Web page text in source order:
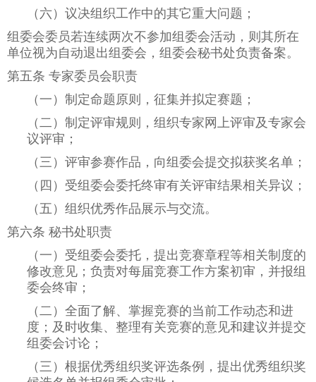
（六）议决组织工作中的其它重大问题；
组委会委员若连续两次不参加组委会活动，则其所在
单位视为自动退出组委会，组委会秘书处负责备案。
第五条 专家委员会职责
（一）制定命题原则，征集并拟定赛题；
（二）制定评审规则，组织专家网上评审及专家会
议评审；
（三）评审参赛作品，向组委会提交拟获奖名单；
（四）受组委会委托终审有关评审结果相关异议；
（五）组织优秀作品展示与交流。
第六条 秘书处职责
（一）受组委会委托，提出竞赛章程等相关制度的
修改意见；负责对每届竞赛工作方案初审，并报组
委会终审；
（二）全面了解、掌握竞赛的当前工作动态和进
度；及时收集、整理有关竞赛的意见和建议并提交
组委会讨论；
（三）根据优秀组织奖评选条例，提出优秀组织奖